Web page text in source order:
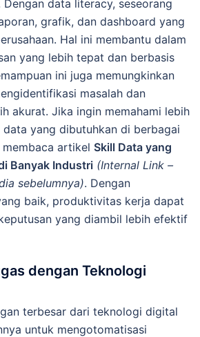
data literacy, seseorang
grafik, dan dashboard yang
Hal ini membantu dalam
yang lebih tepat dan berbasis
ini juga memungkinkan
masalah dan
akurat. Jika ingin memahami lebih
data yang dibutuhkan di berbagai
artikel Skill Data yang
Banyak Industri (Internal Link –
sebelumnya). Dengan
baik, produktivitas kerja dapat
yang diambil lebih efektif
dengan Teknologi
terbesar dari teknologi digital
untuk mengotomatisasi